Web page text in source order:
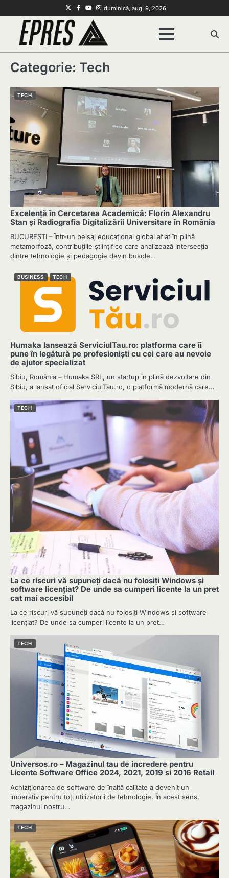
to
content
TwitterFacebook
Youtube
Instagram
duminică, aug. 9, 2026
Categorie: Tech
TECH
Excelență în Cercetarea Academică: Florin Alexandru
Stan și Radiografia Digitalizării Universitare în România
BUCUREȘTI – Într-un peisaj educațional global aflat în plină
metamorfoză, contribuțiile științifice care analizează intersecția
dintre tehnologie și pedagogie devin busole…
BUSINESS TECH
Humaka lansează ServiciulTau.ro: platforma care îi
pune în legătură pe profesioniști cu cei care au nevoie
de ajutor specializat
Sibiu, România – Humaka SRL, un startup în plină dezvoltare din
Sibiu, a lansat oficial ServiciulTau.ro, o platformă modernă care…
TECH
La ce riscuri vă supuneți dacă nu folosiți Windows și
software licențiat? De unde sa cumperi licente la un pret
cat mai accesibil
La ce riscuri vă supuneți dacă nu folosiți Windows și software
licențiat? De unde sa cumperi licente la un pret…
TECH
Universos.ro – Magazinul tau de incredere pentru
Licente Software Office 2024, 2021, 2019 si 2016 Retail
Achiziționarea de software de înaltă calitate a devenit un
imperativ pentru toți utilizatorii de tehnologie. În acest sens,
magazinul nostru…
TECH